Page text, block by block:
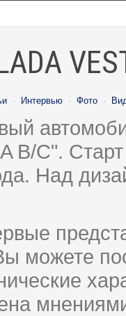
· Интервью · Фото ·
B/C".
Над
можете